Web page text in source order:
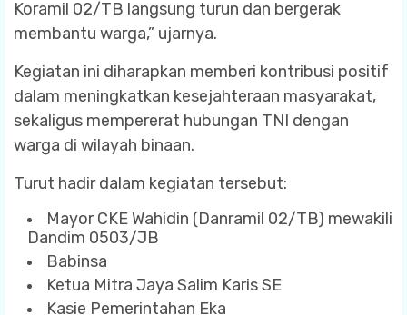
Koramil 02/TB langsung turun dan bergerak
membantu warga,” ujarnya.
Kegiatan ini diharapkan memberi kontribusi positif
dalam meningkatkan kesejahteraan masyarakat,
sekaligus mempererat hubungan TNI dengan
warga di wilayah binaan.
Turut hadir dalam kegiatan tersebut:
Mayor CKE Wahidin (Danramil 02/TB) mewakili
Dandim 0503/JB
Babinsa
Ketua Mitra Jaya Salim Karis SE
Kasie Pemerintahan Eka